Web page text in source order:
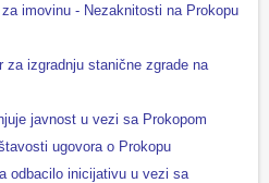
imovinu - Nezaknitosti na Prokopu
za izgradnju stanične zgrade na
javnost u vezi sa Prokopom
ugovora o Prokopu
odbacilo inicijativu u vezi sa